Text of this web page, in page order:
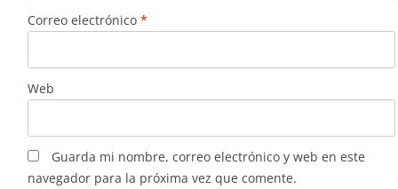
Correo electrónico *
Web
Guarda mi nombre, correo electrónico y web en este
navegador para la próxima vez que comente.